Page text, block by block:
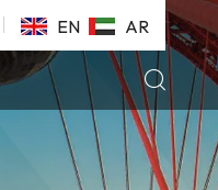
EN AR